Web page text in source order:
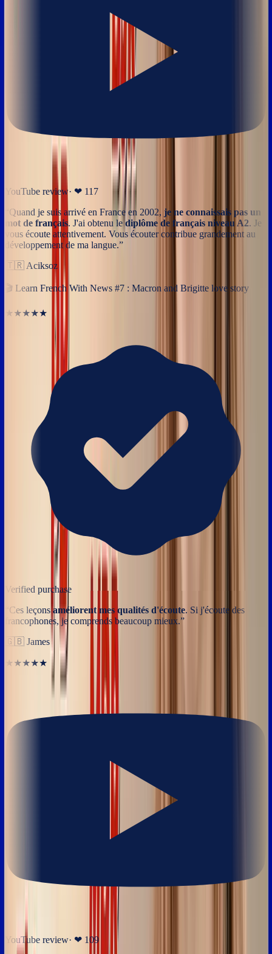
YouTube review· ❤ 117
Quand je suis arrivé en France en 2002, je ne connaissais pas un
mot de français. J'ai obtenu lediplôme de français niveau A2. Je
vous écoute attentivement. Vous écouter contribue grandement au
développement de ma langue.”
🇹🇷 Aciksoz
🎬 Learn French With News #7 : Macron and Brigitte love story
★★★★★
Verified purchase
Ces leçonsaméliorent mes qualités d'écoute. Si j'écoute des
francophones, je comprends beaucoup mieux.”
🇬🇧 James
★★★★★
YouTube review· ❤ 109